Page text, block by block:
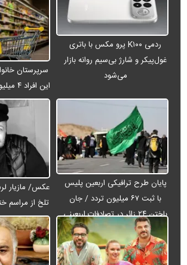
ردمی K۱۰۰ پرو مکس با باتری
غول‌پیکر و شارژ بی‌سیم روانه بازار
می‌شود
سرپرستان
این افراد ۴ میلیون تومان شارژ شد
پایان طرح ترافیکی اربعین پلیس
با ثبت ۶۷ میلیون تردد / جان
باختن ۲۴ زائر در تصادفات اربعینی
عکس/ مازیار
تلخ از مراسم